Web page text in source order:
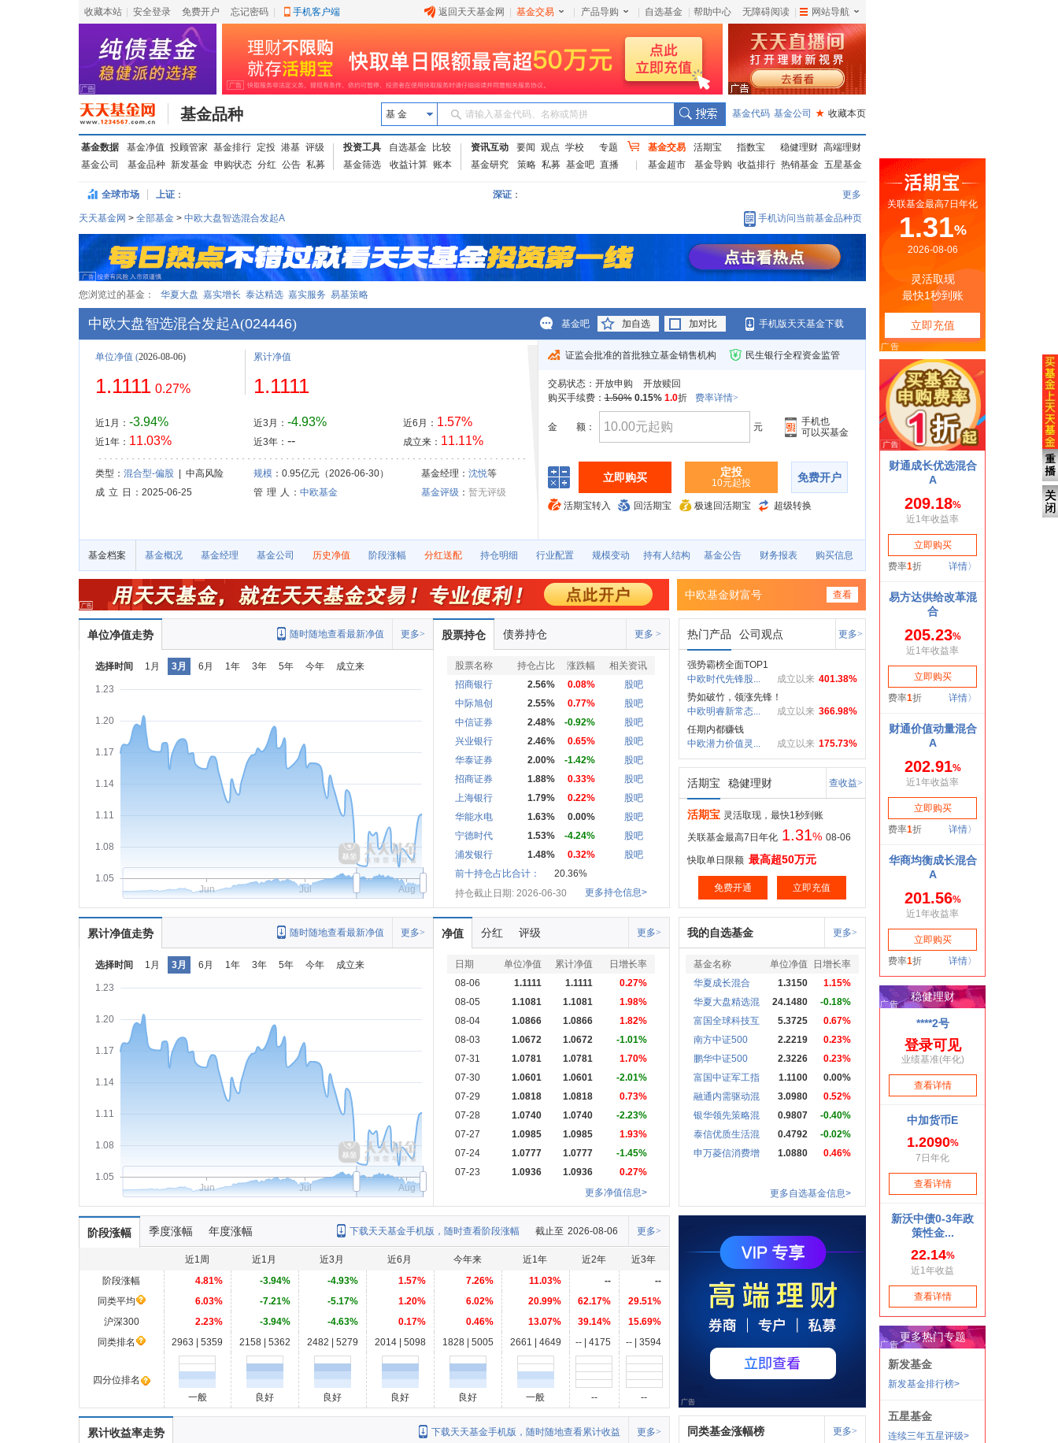
收藏本站 安全登录 免费开户 忘记密码 手机客户端 返回天天基金网 基金交易 产品导购 自选基金 帮助中心 无障碍阅读 网站导航
基金品种 基 金 请输入基金代码、名称或简拼 基金代码 基金公司 ★ 收藏本页
基金数据 基金净值 投顾管家 基金排行 定投 港基 评级
基金公司
基金品种 新发基金 申购状态 分红 公告 私募
投资工具 自选基金
比较
基金筛选
收益计算 账本
资讯互动 要闻 观点 学校
专题
基金研究
策略 私募 基金吧 直播
基金交易 活期宝 指数宝 稳健理财 高端理财
基金超市
基金导购 收益排行 热销基金 五星基金
全球市场 上证： 深证： 更多
天天基金网 > 全部基金 > 中欧大盘智选混合发起A 手机访问当前基金品种页
您浏览过的基金： 华夏大盘 嘉实增长 泰达精选 嘉实服务 易基策略
中欧大盘智选混合发起A(024446) 基金吧 加自选 加对比 手机版天天基金下载
单位净值 (2026-08-06)
1.1111 0.27%
近1月： -3.94%
近1年： 11.03%
累计净值
1.1111
近3月： -4.93%
近3年： --
近6月： 1.57%
成立来： 11.11%
类型： 混合型-偏股| 中高风险 规模：0.95亿元（2026-06-30） 基金经理： 沈悦等
成 立 日
：2025-06-25 管 理 人 ： 中欧基金 基金评级 ： 暂无评级
证监会批准的首批独立基金销售机构 民生银行全程资金监管
交易状态： 开放申购
开放赎回
购买手续费：1.50% 0.15% 1.0折 费率详情>
金 额： 元
手机也
可以买基金
立即购买 定投
10元起投 免费开户
活期宝转入 回活期宝 极速回活期宝 超级转换
基金档案 基金概况 基金经理 基金公司 历史净值 阶段涨幅 分红送配 持仓明细 行业配置 规模变动 持有人结构 基金公告 财务报表 购买信息
中欧基金财富号 查看
单位净值走势 更多>
随时随地查看最新净值
选择时间 1月 3月 6月 1年 3年 5年 今年 成立来
1.05
1.08
1.11
1.14
1.17
1.20
1.23
Jun Jul Aug
股票持仓 债券持仓 更多 >
股票名称 持仓占比 涨跌幅
相关资讯
招商银行
2.56% 0.08%
股吧
中际旭创
2.55% 0.77%
股吧
中信证券
2.48% -0.92%
股吧
兴业银行
2.46% 0.65%
股吧
华泰证券
2.00% -1.42%
股吧
招商证券
1.88% 0.33%
股吧
上海银行
1.79% 0.22%
股吧
华能水电
1.63% 0.00%
股吧
宁德时代
1.53% -4.24%
股吧
浦发银行
1.48% 0.32%
股吧
前十持仓占比合计：
20.36%
持仓截止日期: 2026-06-30
更多持仓信息>
热门产品 公司观点 更多>
强势霸榜全面TOP1
401.38%
成立以来
中欧时代先锋股...
势如破竹，领涨先锋！
366.98%
成立以来
中欧明睿新常态...
任期内都赚钱
175.73%
成立以来
中欧潜力价值灵...
活期宝 稳健理财 查收益>
活期宝 灵活取现，最快1秒到账
关联基金最高7日年化 1.31% 08-06
快取单日限额 最高超50万元
免费开通 立即充值
累计净值走势 更多>
随时随地查看最新净值
选择时间 1月 3月 6月 1年 3年 5年 今年 成立来
1.05
1.08
1.11
1.14
1.17
1.20
1.23
Jun Jul Aug
净值 分红 评级 更多>
日期 单位净值 累计净值
日增长率
08-06
1.1111 1.1111
0.27%
08-05
1.1081 1.1081
1.98%
08-04
1.0866 1.0866
1.82%
08-03
1.0672 1.0672
-1.01%
07-31
1.0781 1.0781
1.70%
07-30
1.0601 1.0601
-2.01%
07-29
1.0818 1.0818
0.73%
07-28
1.0740 1.0740
-2.23%
07-27
1.0985 1.0985
1.93%
07-24
1.0777 1.0777
-1.45%
07-23
1.0936 1.0936
0.27%
更多净值信息>
我的自选基金 更多>
基金名称 单位净值
日增长率
华夏成长混合
1.3150
1.15%
华夏大盘精选混
24.1480
-0.18%
富国全球科技互
5.3725
0.67%
南方中证500
2.2219
0.23%
鹏华中证500
2.3226
0.23%
富国中证军工指
1.1100
0.00%
融通内需驱动混
3.0980
0.52%
银华领先策略混
0.9807
-0.40%
泰信优质生活混
0.4792
-0.02%
申万菱信消费增
1.0880 0.46%
更多自选基金信息>
阶段涨幅 季度涨幅 年度涨幅 更多>
截止至 2026-08-06
下载天天基金手机版，随时查看阶段涨幅
近1周 近1月 近3月 近6月 今年来 近1年 近2年
近3年
阶段涨幅
4.81% -3.94% -4.93% 1.57% 7.26% 11.03% --
--
同类平均
6.03% -7.21% -5.17% 1.20% 6.02% 20.99% 62.17%
29.51%
沪深300
2.23% -3.94% -4.63% 0.17% 0.46% 13.07% 39.14%
15.69%
同类排名
2963 | 5359 2158 | 5362 2482 | 5279 2014 | 5098 1828 | 5005 2661 | 4649 -- | 4175 -- | 3594
四分位排名
一般
良好 良好 良好 良好 一般 -- --
累计收益率走势 更多>
下载天天基金手机版，随时随地查看累计收益 同类基金涨幅榜 更多>